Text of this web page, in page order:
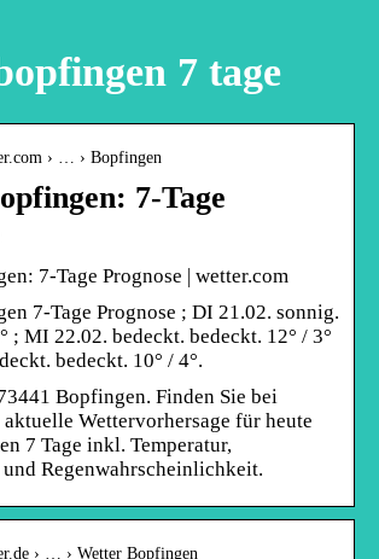
7 tage
› … › Bopfingen
7-Tage
7-Tage Prognose | wetter.com
7-Tage Prognose ; DI 21.02. sonnig.
; MI 22.02. bedeckt. bedeckt. 12° / 3°
bedeckt. 10° / 4°.
Bopfingen. Finden Sie bei
Wettervorhersage für heute
7 Tage inkl. Temperatur,
Regenwahrscheinlichkeit.
› … › Wetter Bopfingen